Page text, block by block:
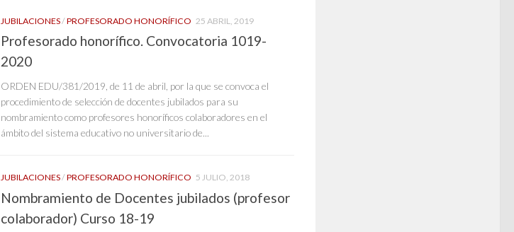
JUBILACIONES/PROFESORADO HONORÍFICO 25 ABRIL, 2019
Profesorado honorífico. Convocatoria 1019-
2020
ORDEN EDU/381/2019, de 11 de abril, por la que se convoca el
procedimiento de selección de docentes jubilados para su
nombramiento como profesores honoríficos colaboradores en el
ámbito del sistema educativo no universitario de...
JUBILACIONES/PROFESORADO HONORÍFICO 5 JULIO, 2018
Nombramiento de Docentes jubilados (profesor
colaborador) Curso 18-19